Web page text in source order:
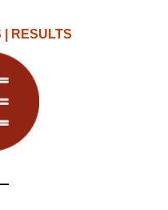
| RESULTS